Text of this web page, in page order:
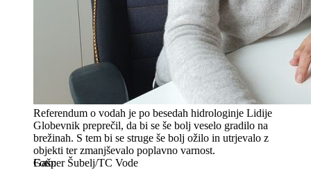
Referendum o vodah je po besedah hidrologinje Lidije
Globevnik preprečil, da bi se še bolj veselo gradilo na
brežinah. S tem bi se struge še bolj ožilo in utrjevalo z
objekti ter zmanjševalo poplavno varnost.
Gašper Šubelj/TC Vode